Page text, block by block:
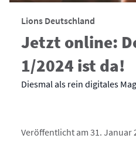
Lions Deutschland
Jetzt online:
1/2024 ist da!
Diesmal als rein digitales
Veröffentlicht am 31. Januar